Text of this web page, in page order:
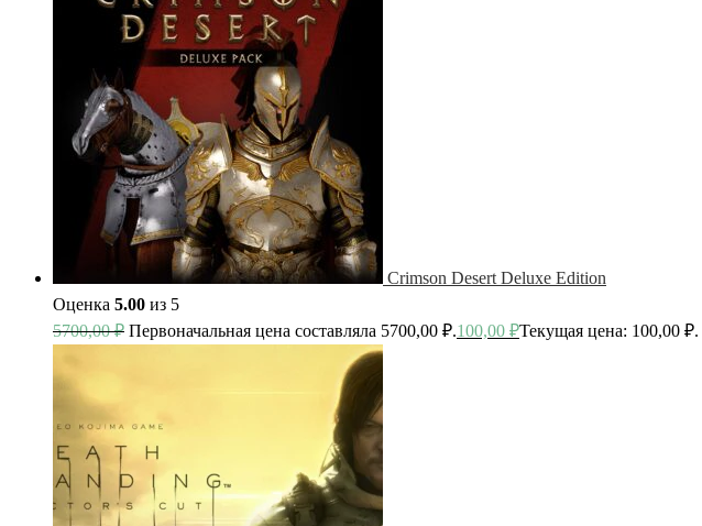
Crimson Desert Deluxe Edition
Оценка 5.00 из 5
5700,00₽ Первоначальная цена составляла 5700,00 ₽.100,00 ₽Текущая цена: 100,00 ₽.